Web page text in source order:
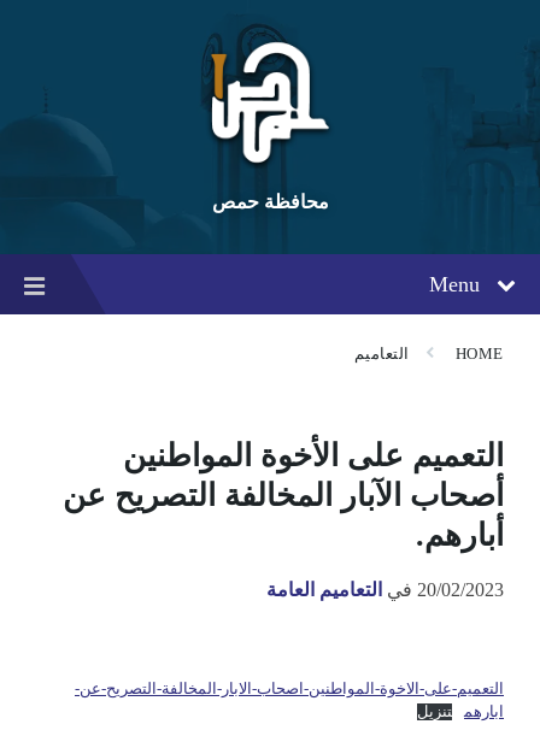
content
main
navigation
footer
محافظة حمص
Menu
HOME التعاميم
التعميم على الأخوة المواطنين
أصحاب الآبار المخالفة التصريح عن
أبارهم.
20/02/2023 في التعاميم العامة
التعميم-على-الاخوة-المواطنين-اصحاب-الابار-المخالفة-التصريح-عن-
ابارهم
تنزيل